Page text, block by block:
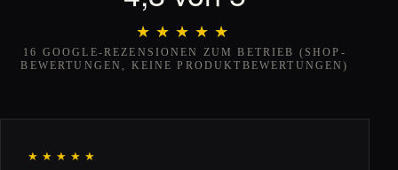
★★★★★
★★★★★
16 GOOGLE-REZENSIONEN ZUM BETRIEB (SHOP-
BEWERTUNGEN, KEINE PRODUKTBEWERTUNGEN)
★★★★★